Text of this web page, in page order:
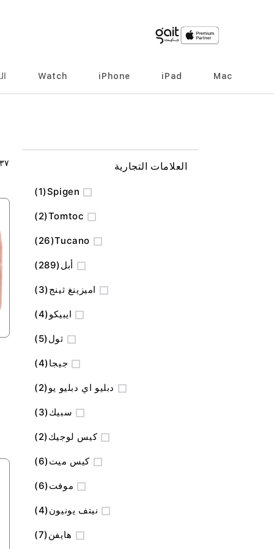
Mac
iPad
iPhone
Watch
٣٧ العلامات التجارية
Spigen
1
منتج
Tomtoc
2
المنتج
Tucano
26
المنتج
أبل 289
المنتج
اميزينغ ثينج 3
المنتج
ايبيكو 4
المنتج
ثول 5
المنتج
جيجا 4
المنتج
دبليو اي دبليو يو 2
المنتج
سبيك 3
المنتج
كيس لوجيك 2
المنتج
كيس ميت 6
المنتج
موفت 6
المنتج
نيتف يونيون 4
المنتج
هايفن 7
المنتج